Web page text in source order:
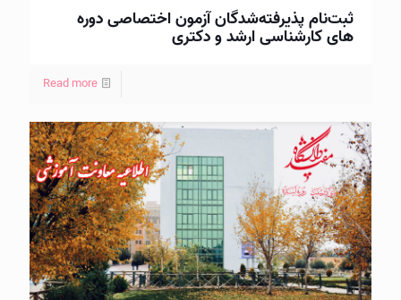
ثبت‌نام پذیرفته‌شدگان آزمون اختصاصی دوره
های کارشناسی ارشد و دکتری
Read more